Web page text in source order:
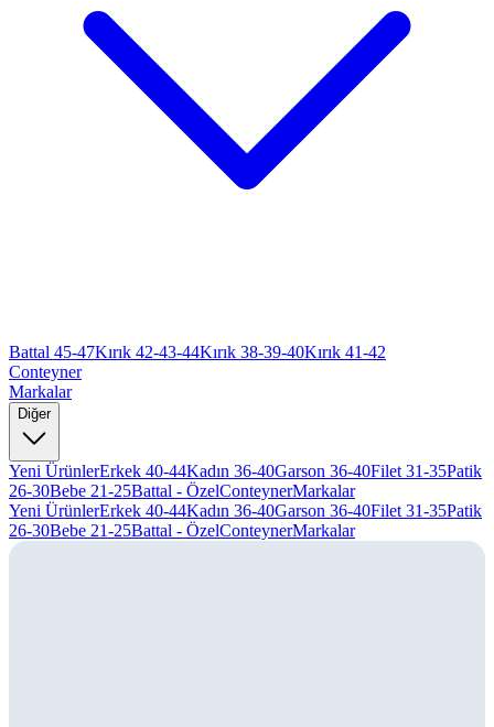
Battal 45-47Kırık 42-43-44Kırık 38-39-40Kırık 41-42
Conteyner
Markalar
Diğer
Yeni ÜrünlerErkek 40-44Kadın 36-40Garson 36-40Filet 31-35Patik
26-30Bebe 21-25Battal - ÖzelConteynerMarkalar
Yeni ÜrünlerErkek 40-44Kadın 36-40Garson 36-40Filet 31-35Patik
26-30Bebe 21-25Battal - ÖzelConteynerMarkalar